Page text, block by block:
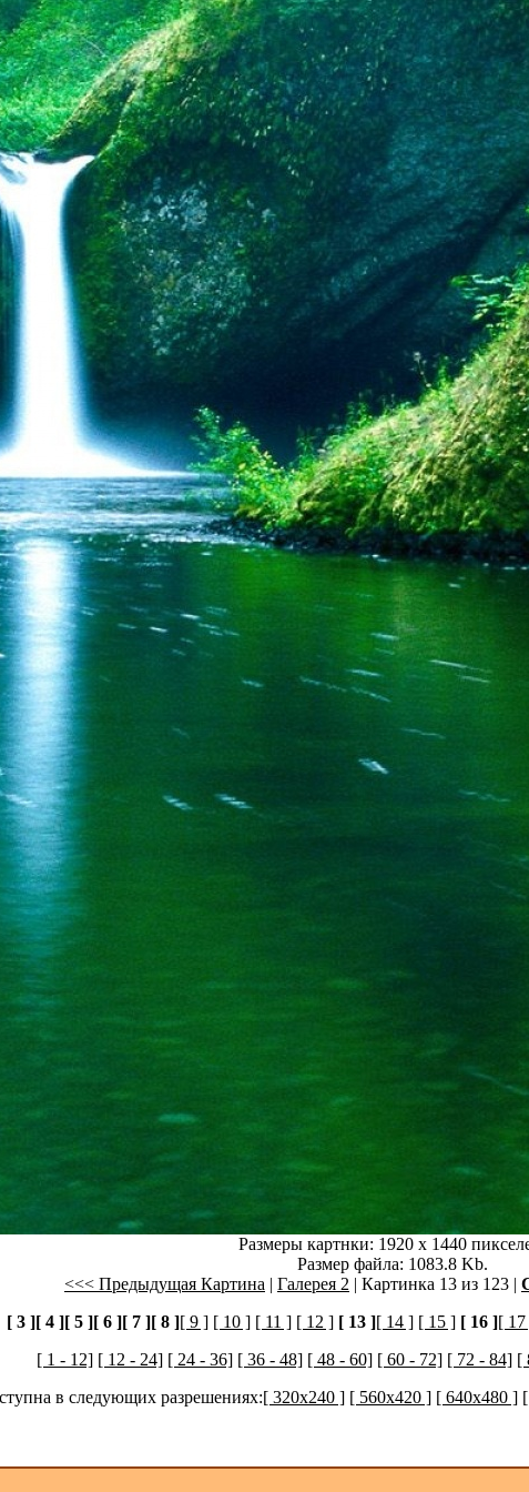
Размеры картнки: 1920 x 1440
Размер файла: 1083.8 Kb.
<<< Предыдущая Картина | Галерея 2 | Картинка 13 из 123 |
[ 3 ][ 4 ][ 5 ][ 6 ][ 7 ][ 8 ][ 9 ] [ 10 ] [ 11 ] [ 12 ] [ 13 ][ 14 ] [ 15 ] [ 16 ][ 17
[ 1 - 12] [ 12 - 24] [ 24 - 36] [ 36 - 48] [ 48 - 60] [ 60 - 72] [ 72 - 84] [
в следующих разрешениях:[ 320x240 ] [ 560x420 ] [ 640x480 ]